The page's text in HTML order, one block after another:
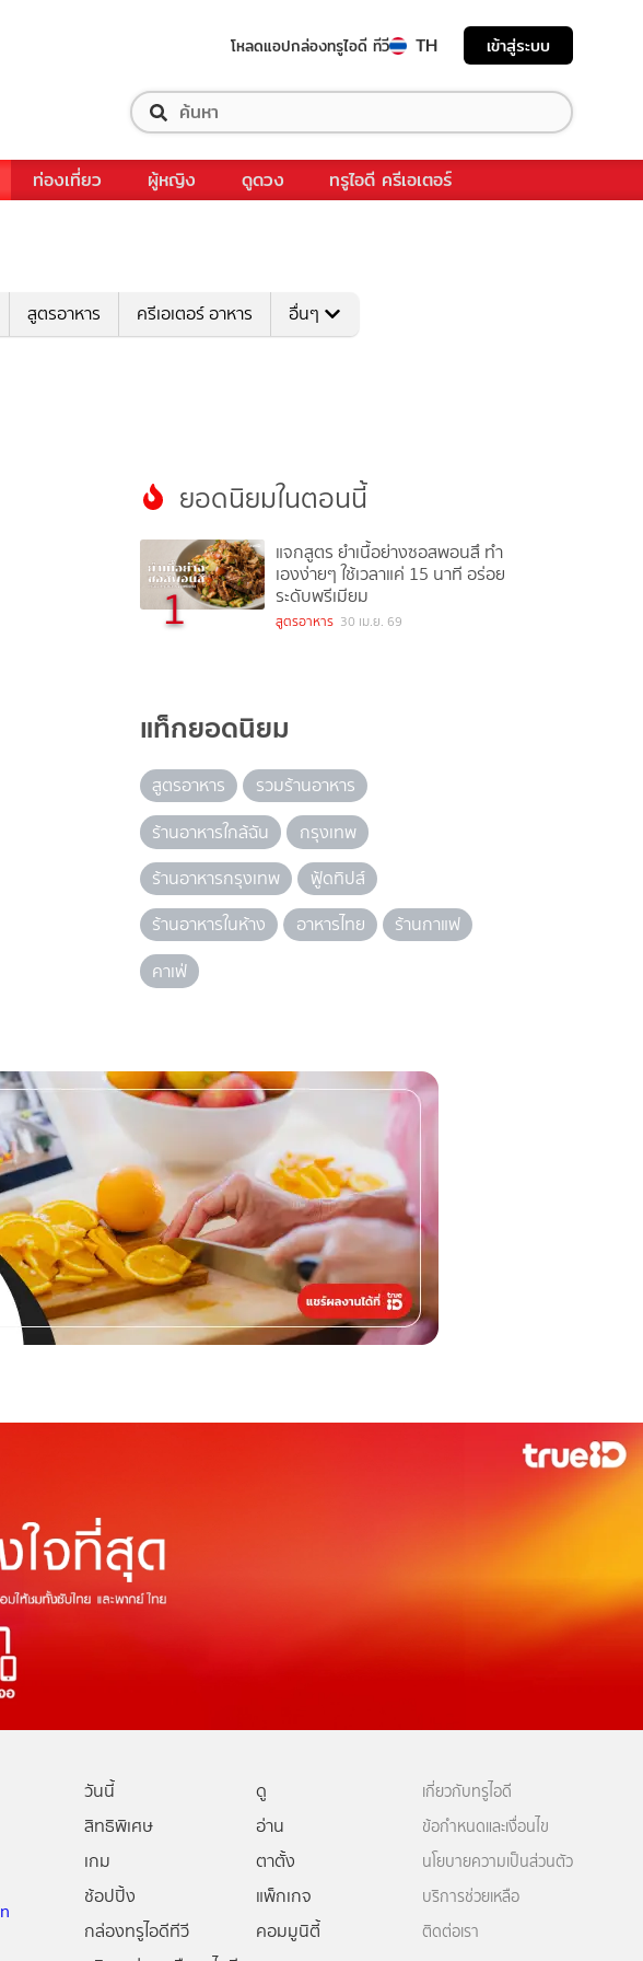
โหลดแอปกล่องทรูไอดี ทีวี TH เข้าสู่ระบบ
ท่องเที่ยว ผู้หญิง ดูดวง ทรูไอดี ครีเอเตอร์
สูตรอาหาร ครีเอเตอร์ อาหาร อื่นๆ
ยอดนิยมในตอนนี้
1
แจกสูตร ยำเนื้อย่างซอสพอนสึ ทำ
เองง่ายๆ ใช้เวลาแค่ 15 นาที อร่อย
ระดับพรีเมียม
สูตรอาหาร 30 เม.ย. 69
แท็กยอดนิยม
สูตรอาหาร
รวมร้านอาหาร
ร้านอาหารใกล้ฉัน
กรุงเทพ
ร้านอาหารกรุงเทพ
ฟู้ดทิปส์
ร้านอาหารในห้าง
อาหารไทย
ร้านกาแฟ
คาเฟ่
วันนี้
ดู
สิทธิพิเศษ
อ่าน
เกม
ตาตั้ง
ช้อปปิ้ง
แพ็กเกจ
กล่องทรูไอดีทีวี
คอมมูนิตี้
เกี่ยวกับทรูไอดี
ข้อกำหนดและเงื่อนไข
นโยบายความเป็นส่วนตัว
บริการช่วยเหลือ
ติดต่อเรา